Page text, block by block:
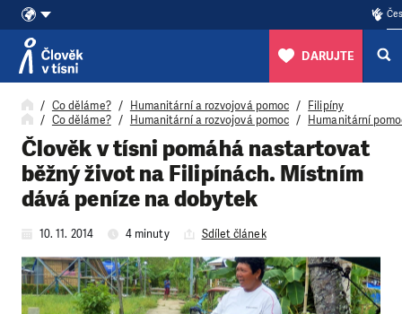
Přeskočit na obsah
DARUJTE
Co děláme? Humanitární a rozvojová pomoc
Filipíny
Co děláme?
Humanitární a rozvojová pomoc Humanitární
Člověk v tísni pomáhá nastartovat
běžný život na Filipínách. Místním
dává peníze na dobytek
10. 11. 2014 4 minuty Sdílet článek